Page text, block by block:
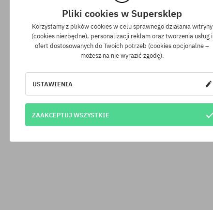
Pliki cookies w Supersklep
Korzystamy z plików cookies w celu sprawnego działania witryny
(cookies niezbędne), personalizacji reklam oraz tworzenia usług i
ofert dostosowanych do Twoich potrzeb (cookies opcjonalne –
możesz na nie wyrazić zgodę).
USTAWIENIA
ZAAKCEPTUJ WSZYSTKIE